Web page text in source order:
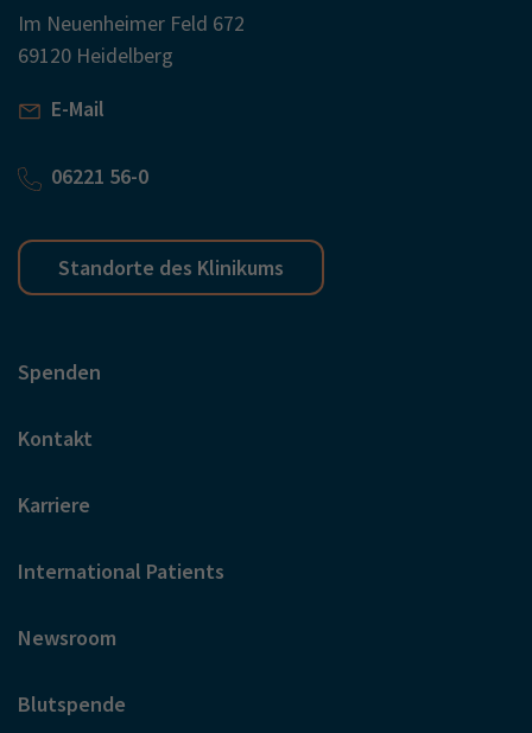
Im Neuenheimer Feld 672
69120 Heidelberg
E-Mail
06221 56-0
Standorte des Klinikums
Spenden
Kontakt
Karriere
International Patients
Newsroom
Blutspende